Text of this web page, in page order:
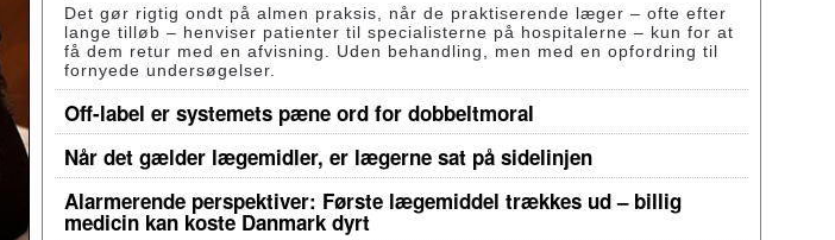
Det gør rigtig ondt på almen praksis, når de praktiserende læger – ofte efter
lange tilløb – henviser patienter til specialisterne på hospitalerne – kun for at
få dem retur med en afvisning. Uden behandling, men med en opfordring til
fornyede undersøgelser.
Off-label er systemets pæne ord for dobbeltmoral
Når det gælder lægemidler, er lægerne sat på sidelinjen
Alarmerende perspektiver: Første lægemiddel trækkes ud – billig
medicin kan koste Danmark dyrt